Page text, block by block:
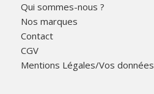
Qui sommes-nous ?
Nos marques
Contact
CGV
Mentions Légales/Vos données